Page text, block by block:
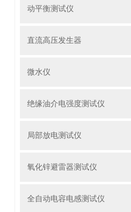
动平衡测试仪
直流高压发生器
微水仪
绝缘油介电强度测试仪
局部放电测试仪
氧化锌避雷器测试仪
全自动电容电感测试仪